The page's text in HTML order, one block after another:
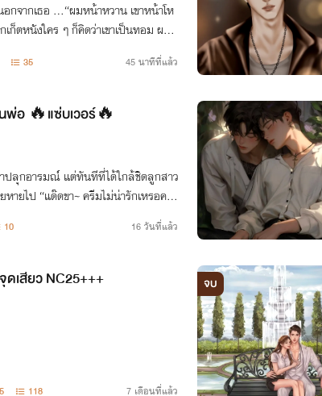
กจากเธอ …“ผมหน้าหวาน เขาหน้าโห
เก็ตหนังใคร ๆ ก็คิดว่าเขาเป็นทอม ผมเ
35 45 นาทีที่แล้ว
พ่อ 🔥แซ่บเวอร์🔥
ปลุกอารมณ์ แต่ทันทีที่ได้ใกล้ชิดลูกสาว
ยไป “แด๊ดขา~ ครีมไม่น่ารักเหรอคะ”
10 16 วันที่แล้ว
เสียว NC25+++
118 7 เดือนที่แล้ว
จบ